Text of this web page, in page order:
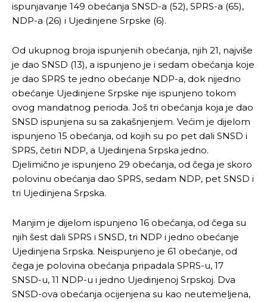
ispunjavanje 149 obećanja SNSD-a (52), SPRS-a (65),
NDP-a (26) i Ujedinjene Srpske (6).
Od ukupnog broja ispunjenih obećanja, njih 21, najviše
je dao SNSD (13), a ispunjeno je i sedam obećanja koje
je dao SPRS te jedno obećanje NDP-a, dok nijedno
obećanje Ujedinjene Srpske nije ispunjeno tokom
ovog mandatnog perioda. Još tri obećanja koja je dao
SNSD ispunjena su sa zakašnjenjem. Većim je dijelom
ispunjeno 15 obećanja, od kojih su po pet dali SNSD i
SPRS, četiri NDP, a Ujedinjena Srpska jedno.
Djelimično je ispunjeno 29 obećanja, od čega je skoro
polovinu obećanja dao SPRS, sedam NDP, pet SNSD i
tri Ujedinjena Srpska.
Manjim je dijelom ispunjeno 16 obećanja, od čega su
njih šest dali SPRS i SNSD, tri NDP i jedno obećanje
Ujedinjena Srpska. Neispunjeno je 61 obećanje, od
čega je polovina obećanja pripadala SPRS-u, 17
SNSD-u, 11 NDP-u i jedno Ujedinjenoj Srpskoj. Dva
SNSD-ova obećanja ocijenjena su kao neutemeljena,